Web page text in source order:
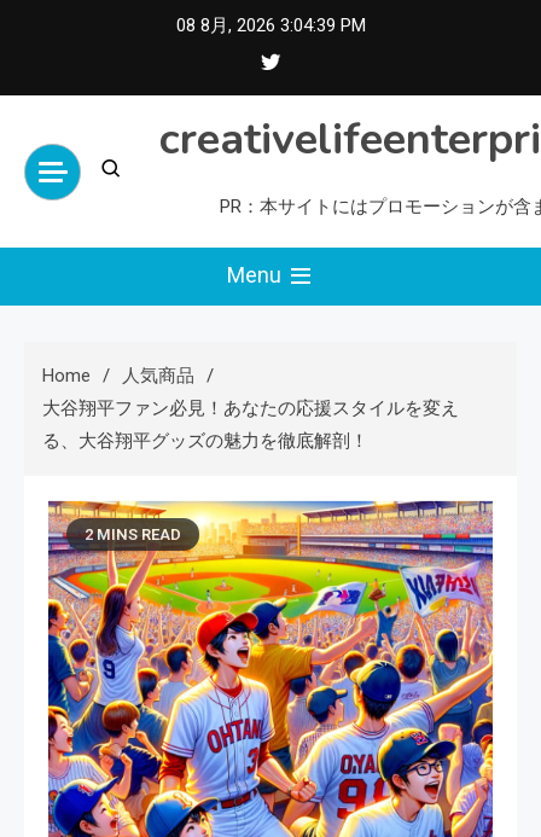
08 8月, 2026 3:04:40 PM
PR：本サイトにはプロモーションが含
Menu
Home
人気商品
大谷翔平ファン必見！あなたの応援スタイルを変え
る、大谷翔平グッズの魅力を徹底解剖！
2 MINS READ